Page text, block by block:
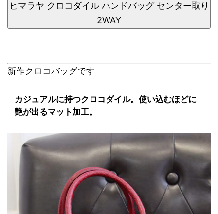
ヒマラヤ クロコダイル ハンドバッグ センター取り
2WAY
新作クロコバッグです
カジュアルに持つクロコダイル。使い込むほどに
艶が出るマット加工。